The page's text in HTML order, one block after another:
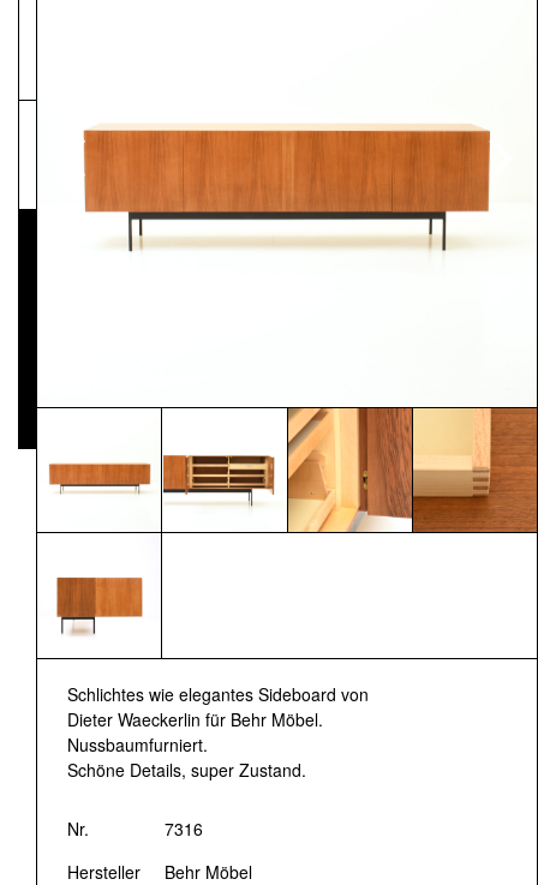
Schlichtes wie elegantes Sideboard von
Dieter Waeckerlin für Behr Möbel.
Nussbaumfurniert.
Schöne Details, super Zustand.
Nr.
7316
Hersteller
Behr Möbel
Pressematerial